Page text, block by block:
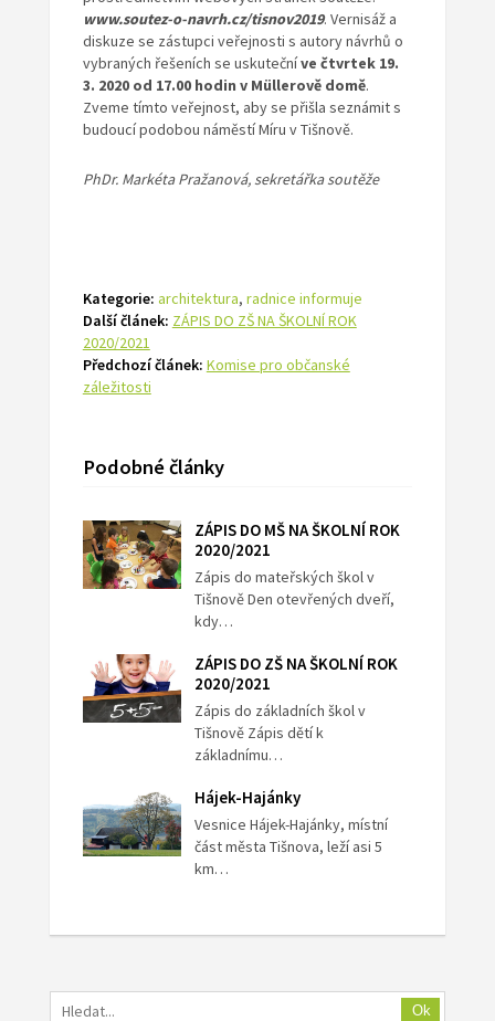
www.soutez-o-navrh.cz/tisnov2019. Vernisáž a
diskuze se zástupci veřejnosti s autory návrhů o
vybraných řešeních se uskutečníve čtvrtek 19.
3. 2020 od 17.00 hodin v Müllerově domě.
Zveme tímto veřejnost, aby se přišla seznámit s
budoucí podobou náměstí Míru v Tišnově.
PhDr. Markéta Pražanová, sekretářka soutěže
Kategorie: architektura, radnice informuje
Další článek: ZÁPIS DO ZŠ NA ŠKOLNÍ ROK
2020/2021
Předchozí článek: Komise pro občanské
záležitosti
Podobné články
ZÁPIS DO MŠ NA ŠKOLNÍ ROK
2020/2021
Zápis do mateřských škol v
Tišnově Den otevřených dveří,
kdy…
ZÁPIS DO ZŠ NA ŠKOLNÍ ROK
2020/2021
Zápis do základních škol v
Tišnově Zápis dětí k
základnímu…
Hájek-Hajánky
Vesnice Hájek-Hajánky, místní
část města Tišnova, leží asi 5
km…
Ok